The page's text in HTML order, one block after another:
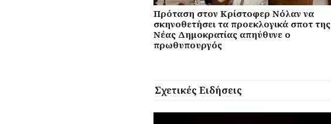
Πρόταση στον Κρίστοφερ Νόλαν να
σκηνοθετήσει τα προεκλογικά σποτ της
Νέας Δημοκρατίας απηύθυνε ο
πρωθυπουργός
Σχετικές Ειδήσεις